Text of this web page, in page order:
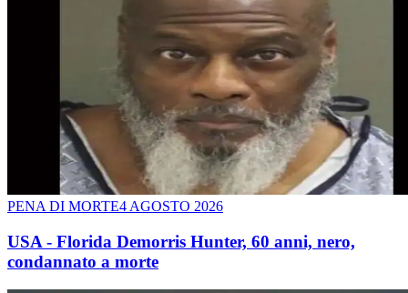
PENA DI MORTE4 AGOSTO 2026
USA - Florida Demorris Hunter, 60 anni, nero,
condannato a morte